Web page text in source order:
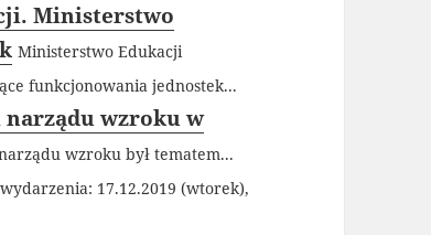
Ministerstwo
Ministerstwo Edukacji
funkcjonowania jednostek...
narządu wzroku w
wzroku był tematem...
17.12.2019 (wtorek),